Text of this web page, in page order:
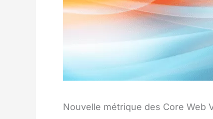
Nouvelle métrique des Core Web